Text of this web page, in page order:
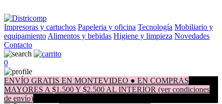
Impresoras y cartuchos Papeleria y oficina Tecnología Mobiliario y
equipamiento Alimentos y bebidas Higiene y limpieza Novedades
Contacto
0
ENVÍO GRATIS EN MONTEVIDEO ● EN COMPRAS
MAYORES A $1.500 Y $2.500 AL INTERIOR (ver condiciones
de envío)